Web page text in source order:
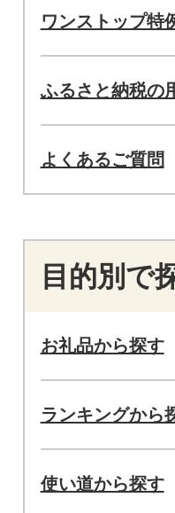
ワンストップ特
ふるさと納税の
よくあるご質問
目的別で
お礼品から探す
ランキングから
使い道から探す